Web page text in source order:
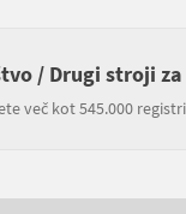
/ Drugi stroji
več kot 545.000